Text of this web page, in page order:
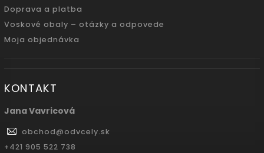
Doprava a platba
Voskové obaly – otázky a odpovede
Moja objednávka
KONTAKT
Jana Vavricová
obchod@odvcely.sk
+421 905 522 738